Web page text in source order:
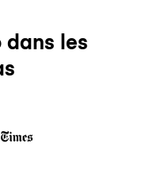
dans les